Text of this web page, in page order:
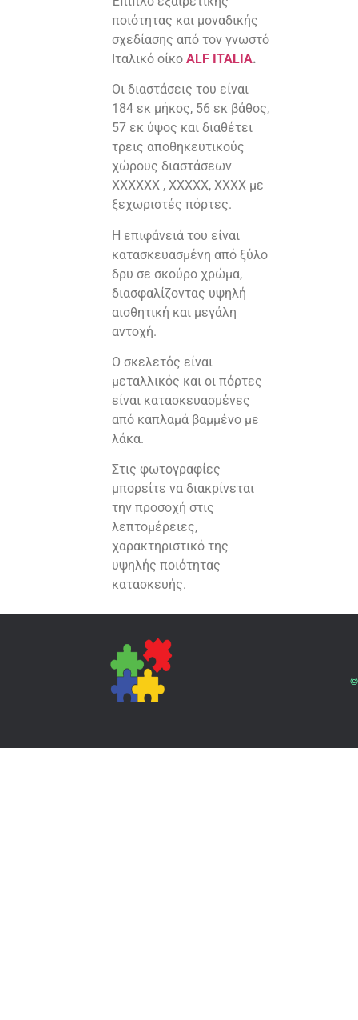
ποιότητας και μοναδικής
σχεδίασης από τον γνωστό
Ιταλικό οίκο ALF ITALIA.
Οι διαστάσεις του είναι
184 εκ μήκος, 56 εκ βάθος,
57 εκ ύψος και διαθέτει
τρεις αποθηκευτικούς
χώρους διαστάσεων
ΧΧΧΧΧΧ , ΧΧΧΧΧ, ΧΧΧΧ με
ξεχωριστές πόρτες.
Η επιφάνειά του είναι
κατασκευασμένη από ξύλο
δρυ σε σκούρο χρώμα,
διασφαλίζοντας υψηλή
αισθητική και μεγάλη
αντοχή.
Ο σκελετός είναι
μεταλλικός και οι πόρτες
είναι κατασκευασμένες
από καπλαμά βαμμένο με
λάκα.
Στις φωτογραφίες
μπορείτε να διακρίνεται
την προσοχή στις
λεπτομέρειες,
χαρακτηριστικό της
υψηλής ποιότητας
κατασκευής.
©